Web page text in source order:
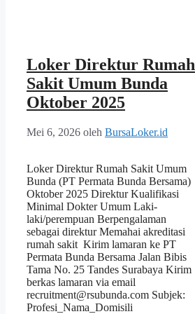
Loker Direktur Rumah
Sakit Umum Bunda
Oktober 2025
Mei 6, 2026 oleh BursaLoker.id
Loker Direktur Rumah Sakit Umum
Bunda (PT Permata Bunda Bersama)
Oktober 2025 Direktur Kualifikasi
Minimal Dokter Umum Laki-
laki/perempuan Berpengalaman
sebagai direktur Memahai akreditasi
rumah sakit Kirim lamaran ke PT
Permata Bunda Bersama Jalan Bibis
Tama No. 25 Tandes Surabaya Kirim
berkas lamaran via email
recruitment@rsubunda.com Subjek:
Profesi_Nama_Domisili